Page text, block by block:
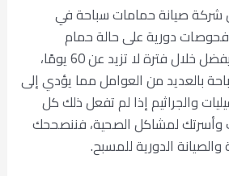
صيانة حمامات سباحة في
فحوصات دورية على حالة حمام
السباحة الخاص بك، ويفضل خلال فترة لا تزيد عن 60 يومًا،
بالعديد من العوامل مما يؤدي إلى
والجراثيم إذا لم تفعل ذلك كل
لمشاكل الصحية، فننصححك
والصيانة الدورية للمسبح.